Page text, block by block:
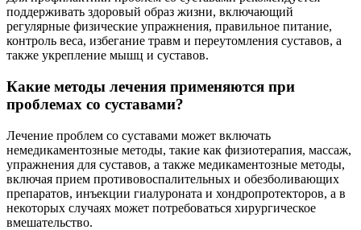
поддерживать здоровый образ жизни, включающий
регулярные физические упражнения, правильное питание,
контроль веса, избегание травм и переутомления суставов, а
также укрепление мышц и суставов.
Какие методы лечения применяются при
проблемах со суставами?
Лечение проблем со суставами может включать
немедикаментозные методы, такие как физиотерапия, массаж,
упражнения для суставов, а также медикаментозные методы,
включая прием противовоспалительных и обезболивающих
препаратов, инъекции гиалуроната и хондропротекторов, а в
некоторых случаях может потребоваться хирургическое
вмешательство.